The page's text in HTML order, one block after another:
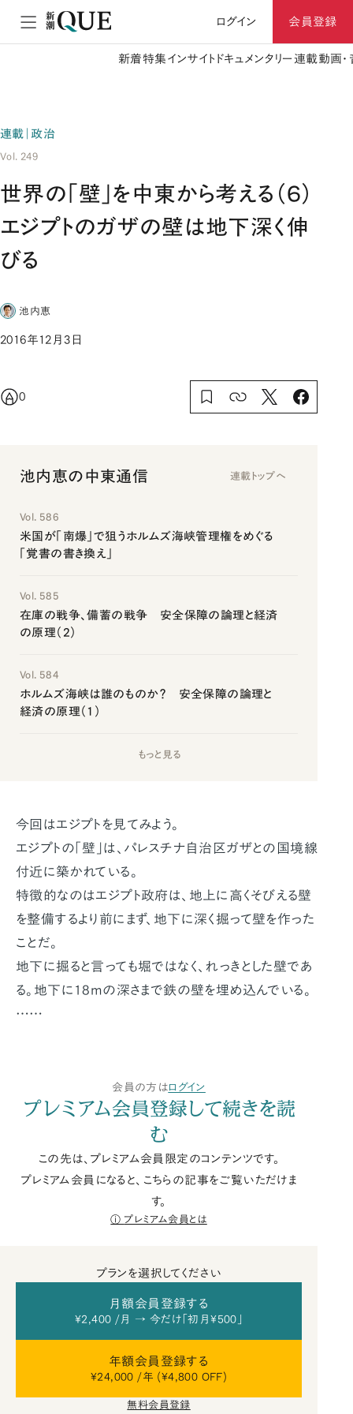
ログイン 会員登録
新着特集 インサイト ドキュメンタリー 連載動画
連載｜政治
Vol. 249
世界の「壁」を中東から考える（６）
エジプトのガザの壁は地下深く伸
びる
池内恵
2016年12月3日
0
池内恵の中東通信 連載トップへ
Vol. 586
米国が「南爆」で狙うホルムズ海峡管理権をめぐる
「覚書の書き換え」
Vol. 585
在庫の戦争、備蓄の戦争 安全保障の論理と経済
の原理（2）
Vol. 584
ホルムズ海峡は誰のものか？ 安全保障の論理と
経済の原理（1）
もっと見る
今回はエジプトを見てみよう。
エジプトの「壁」は、パレスチナ自治区ガザとの国境線
付近に築かれている。
特徴的なのはエジプト政府は、地上に高くそびえる壁
を整備するより前にまず、地下に深く掘って壁を作った
ことだ。
地下に掘ると言っても堀ではなく、れっきとした壁であ
る。地下に18mの深さまで鉄の壁を埋め込んでいる。
……
会員の方はログイン
プレミアム会員登録して続きを読
む
この先は、プレミアム会員限定のコンテンツです。
プレミアム会員になると、こちらの記事をご覧いただけま
す。
プレミアム会員とは
プランを選択してください
月額会員登録する
¥2,400 /月 → 今だけ「初月¥500」
年額会員登録する
¥24,000 /年 (¥4,800 OFF)
無料会員登録